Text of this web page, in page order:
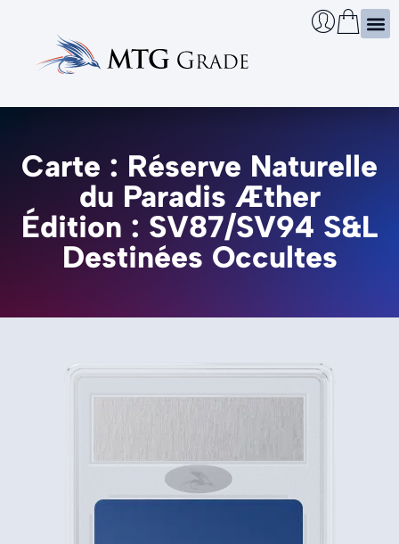
Carte : Réserve Naturelle
du Paradis Æther
Édition : SV87/SV94 S&L
Destinées Occultes